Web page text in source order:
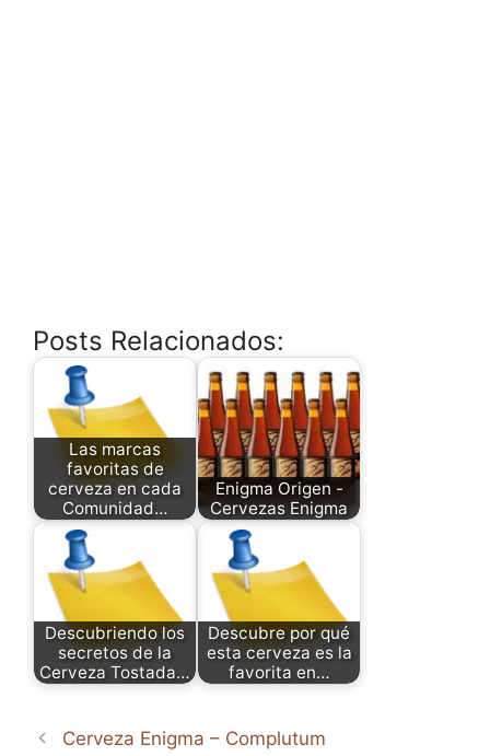
Posts Relacionados:
Las marcas
favoritas de
cerveza en cada
Comunidad…
Enigma Origen -
Cervezas Enigma
Descubriendo los
secretos de la
Cerveza Tostada…
Descubre por qué
esta cerveza es la
favorita en…
Cerveza Enigma – Complutum